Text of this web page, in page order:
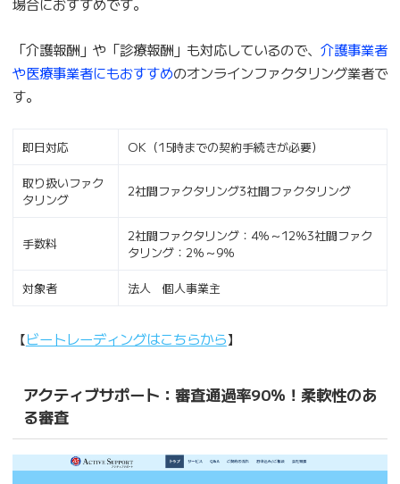
「介護報酬」や「診療報酬」も対応しているので、 介護事業者
や医療事業者にもおすすめのオンラインファクタリング業者で
す。
即日対応 OK（15時までの契約手続きが必要）
取り扱いファク
タリング
2社間ファクタリング3社間ファクタリング
手数料
2社間ファクタリング：4％～12％3社間ファク
タリング：2％～9％
対象者 法人 個人事業主
【ビートレーディングはこちらから】
アクティブサポート：審査通過率90％！柔軟性のあ
る審査